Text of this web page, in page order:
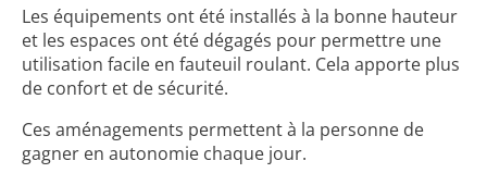
Les équipements ont été installés à la bonne hauteur
et les espaces ont été dégagés pour permettre une
utilisation facile en fauteuil roulant. Cela apporte plus
de confort et de sécurité.
Ces aménagements permettent à la personne de
gagner en autonomie chaque jour.